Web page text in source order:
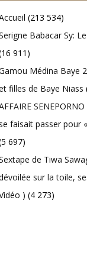
(213 534)
Babacar Sy:
911)
Médina Baye
filles de Baye Niass
faisait passer pour
697)
de Tiwa
sur la toile,
) (4 273)